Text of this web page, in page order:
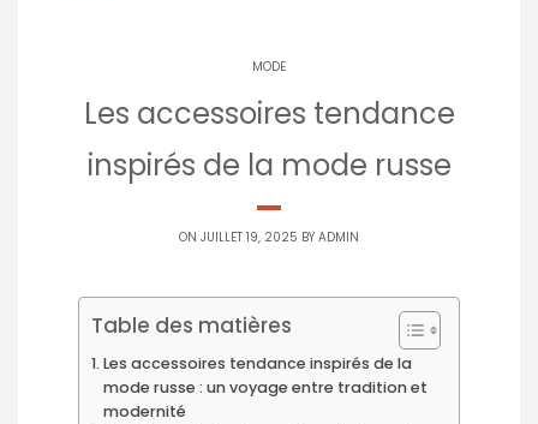
MODE
Les accessoires tendance
inspirés de la mode russe
ON JUILLET 19, 2025 BY ADMIN
Table des matières
Les accessoires tendance inspirés de la
mode russe : un voyage entre tradition et
modernité